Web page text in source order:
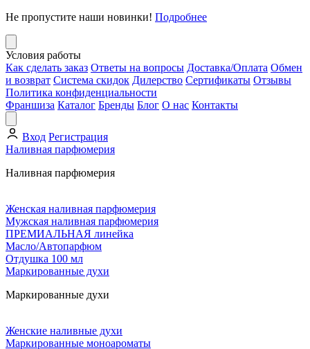
Не пропустите наши новинки! Подробнее
Условия работы
Как сделать заказ Ответы на вопросы Доставка/Оплата Обмен
и возврат Система скидок Дилерство Сертификаты Отзывы
Политика конфиденциальности
Франшиза Каталог Бренды Блог О нас Контакты
Вход Регистрация
Наливная парфюмерия
Наливная парфюмерия
Женская наливная парфюмерия
Мужская наливная парфюмерия
ПРЕМИАЛЬНАЯ линейка
Масло/Автопарфюм
Отдушка 100 мл
Маркированные духи
Маркированные духи
Женские наливные духи
Маркированные моноароматы